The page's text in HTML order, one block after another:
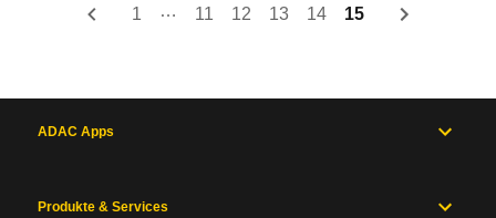
1 … 11 12 13 14 15
ADAC Apps
Produkte & Services